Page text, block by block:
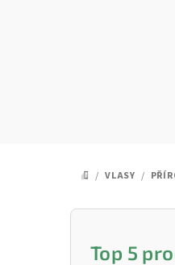
DOMŮ
/ VLASY /
P
Top 5